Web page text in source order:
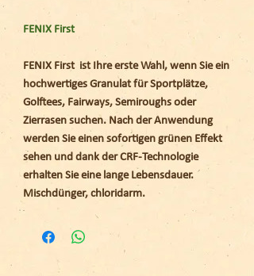
FENIX First
FENIX First ist Ihre erste Wahl, wenn Sie ein
hochwertiges Granulat für Sportplätze,
Golftees, Fairways, Semiroughs oder
Zierrasen suchen. Nach der Anwendung
werden Sie einen sofortigen grünen Effekt
sehen und dank der CRF-Technologie
erhalten Sie eine lange Lebensdauer.
Mischdünger, chloridarm.
Körnung: 2 – 3 mm
Langzeitwirkung: 2 – 3 Monate
Anwendungzeitraum: März bis September